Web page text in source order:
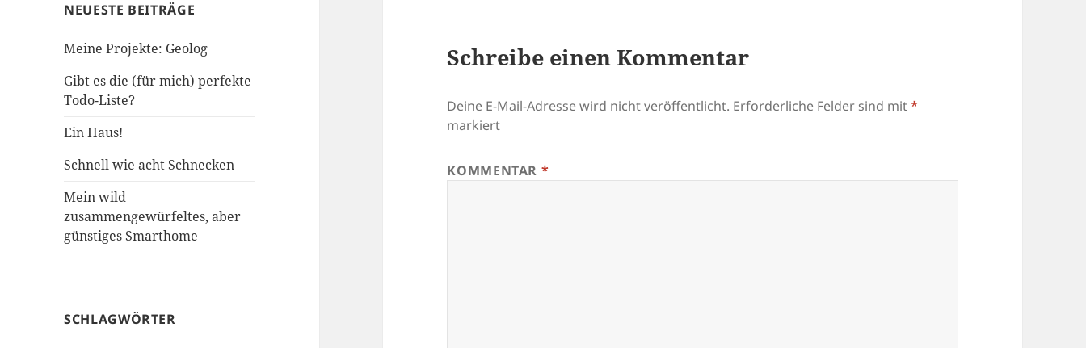
NEUESTE BEITRÄGE
Meine Projekte: Geolog
Gibt es die (für mich) perfekte
Todo-Liste?
Ein Haus!
Schnell wie acht Schnecken
Mein wild
zusammengewürfeltes, aber
günstiges Smarthome
SCHLAGWÖRTER
Schreibe einen Kommentar
Deine E-Mail-Adresse wird nicht veröffentlicht. Erforderliche Felder sind mit*
markiert
KOMMENTAR *